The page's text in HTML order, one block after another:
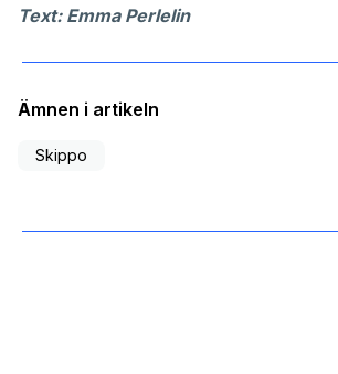
Text: Emma Perlelin
Ämnen i artikeln
Skippo